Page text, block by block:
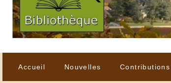
Accueil Nouvelles Contributions